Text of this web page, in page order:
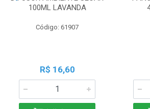
100ML LAVANDA
Código: 61907
R$ 16,60